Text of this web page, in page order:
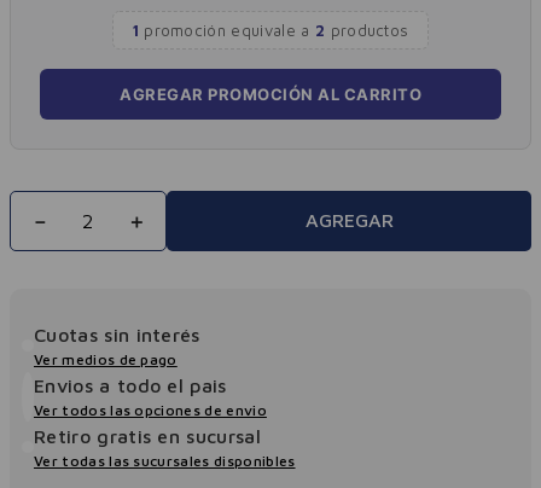
1 promoción equivale a 2 productos
AGREGAR PROMOCIÓN AL CARRITO
＋
－ AGREGAR
Cuotas sin interés
Ver medios de pago
Envios a todo el pais
Ver todos las opciones de envio
Retiro gratis en sucursal
Ver todas las sucursales disponibles